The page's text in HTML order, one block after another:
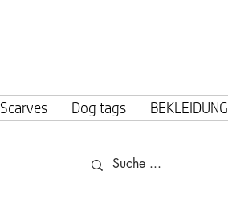
Scarves Dog tags BEKLEIDUNG